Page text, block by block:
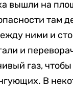
вышли на
там
ними и
и
газ,
В